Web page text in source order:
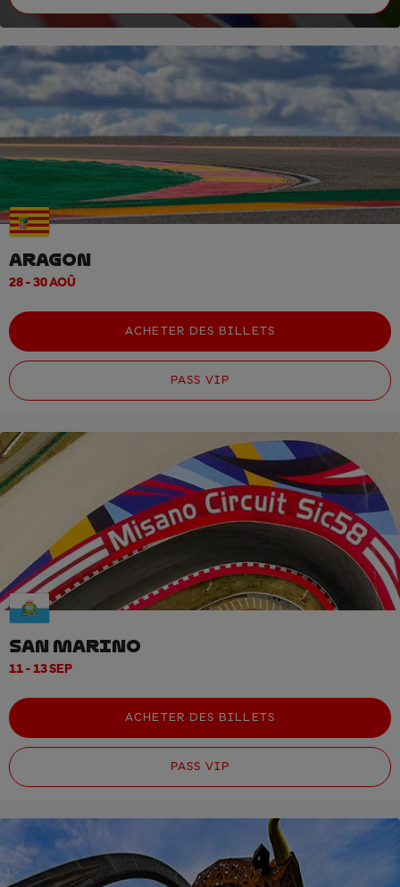
ARAGON
28 - 30 AOÛ
ACHETER DES BILLETS
PASS VIP
SAN MARINO
11 - 13 SEP
ACHETER DES BILLETS
PASS VIP